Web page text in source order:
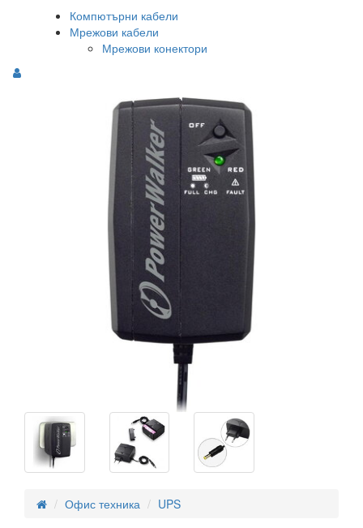
Компютърни кабели
Мрежови кабели
Мрежови конектори
Офис техника UPS